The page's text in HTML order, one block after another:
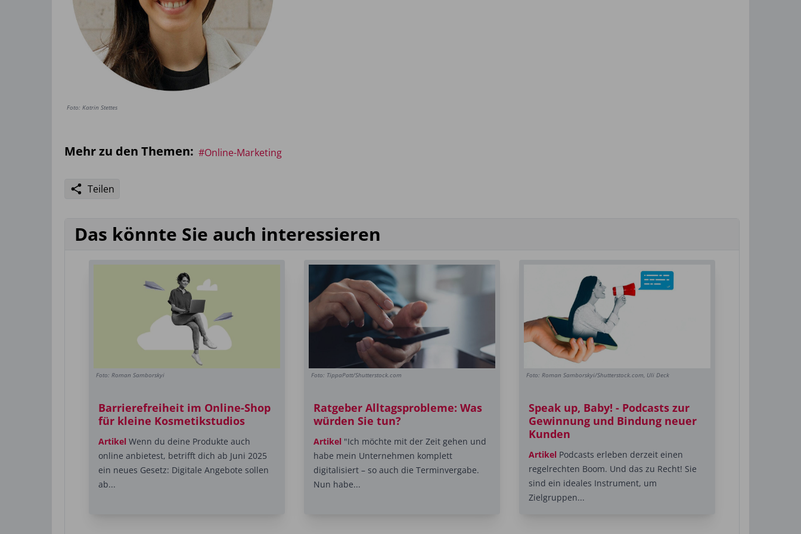
Foto: Katrin Stettes
Mehr zu den Themen: #Online-Marketing
Teilen
Das könnte Sie auch interessieren
Foto: Roman Samborskyi
Barrierefreiheit im Online-Shop
für kleine Kosmetikstudios
Artikel Wenn du deine Produkte auch
online anbietest, betrifft dich ab Juni 2025
ein neues Gesetz: Digitale Angebote sollen
ab...
Foto: TippaPatt/Shutterstock.com
Ratgeber Alltagsprobleme: Was
würden Sie tun?
Artikel"Ich möchte mit der Zeit gehen und
habe mein Unternehmen komplett
digitalisiert – so auch die Terminvergabe.
Nun habe...
Foto: Roman Samborskyi/Shutterstock.com, Uli Deck
Speak up, Baby! - Podcasts zur
Gewinnung und Bindung neuer
Kunden
ArtikelPodcasts erleben derzeit einen
regelrechten Boom. Und das zu Recht! Sie
sind ein ideales ­Instrument, um
Zielgruppen...